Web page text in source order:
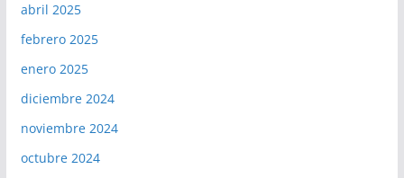
abril 2025
febrero 2025
enero 2025
diciembre 2024
noviembre 2024
octubre 2024